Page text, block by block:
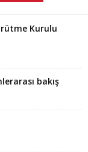
Kurulu
bakış